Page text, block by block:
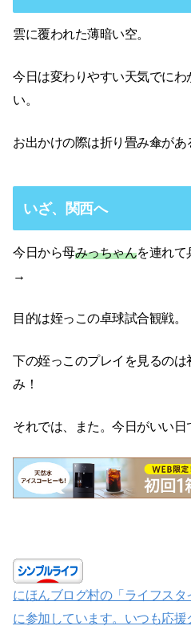
雲に覆われた薄暗い空。
今日は変わりやすい天気でにわ
い。
お出かけの際は折り畳み傘があ
いざ、関西へ
今日から母みっちゃんを連れて
→
目的は姪っこの卓球試合観戦。
下の姪っこのプレイを見るのは
み！
それでは、また。今日がいい日
にほんブログ村の「ライフス
に参加しています。いつも応